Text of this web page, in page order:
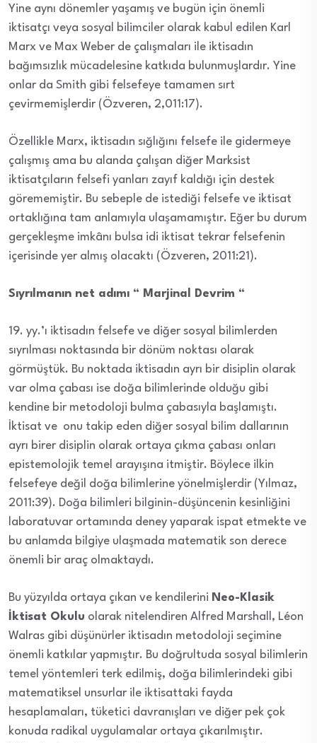
Yine aynı dönemler yaşamış ve bugün için önemli
iktisatçı veya sosyal bilimciler olarak kabul edilen Karl
Marx ve Max Weber de çalışmaları ile iktisadın
bağımsızlık mücadelesine katkıda bulunmuşlardır. Yine
onlar da Smith gibi felsefeye tamamen sırt
çevirmemişlerdir (Özveren, 2,011:17).
Özellikle Marx, iktisadın sığlığını felsefe ile gidermeye
çalışmış ama bu alanda çalışan diğer Marksist
iktisatçıların felsefi yanları zayıf kaldığı için destek
görememiştir. Bu sebeple de istediği felsefe ve iktisat
ortaklığına tam anlamıyla ulaşamamıştır. Eğer bu durum
gerçekleşme imkânı bulsa idi iktisat tekrar felsefenin
içerisinde yer almış olacaktı (Özveren, 2011:21).
Sıyrılmanın net adımı “ Marjinal Devrim “
19. yy.’ı iktisadın felsefe ve diğer sosyal bilimlerden
sıyrılması noktasında bir dönüm noktası olarak
görmüştük. Bu noktada iktisadın ayrı bir disiplin olarak
var olma çabası ise doğa bilimlerinde olduğu gibi
kendine bir metodoloji bulma çabasıyla başlamıştı.
İktisat ve onu takip eden diğer sosyal bilim dallarının
ayrı birer disiplin olarak ortaya çıkma çabası onları
epistemolojik temel arayışına itmiştir. Böylece ilkin
felsefeye değil doğa bilimlerine yönelmişlerdir (Yılmaz,
2011:39). Doğa bilimleri bilginin-düşüncenin kesinliğini
laboratuvar ortamında deney yaparak ispat etmekte ve
bu anlamda bilgiye ulaşmada matematik son derece
önemli bir araç olmaktaydı.
Bu yüzyılda ortaya çıkan ve kendilerini Neo-Klasik
İktisat Okulu olarak nitelendiren Alfred Marshall, Léon
Walras gibi düşünürler iktisadın metodoloji seçimine
önemli katkılar yapmıştır. Bu doğrultuda sosyal bilimlerin
temel yöntemleri terk edilmiş, doğa bilimlerindeki gibi
matematiksel unsurlar ile iktisattaki fayda
hesaplamaları, tüketici davranışları ve diğer pek çok
konuda radikal uygulamalar ortaya çıkarılmıştır.